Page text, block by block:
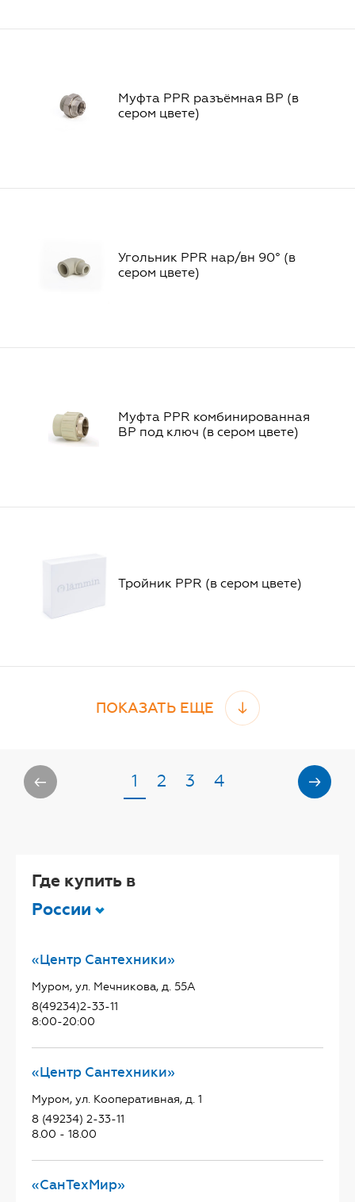
Муфта PPR разъёмная ВР (в
сером цвете)
Угольник PPR нар/вн 90° (в
сером цвете)
Муфта PPR комбинированная
ВР под ключ (в сером цвете)
Тройник PPR (в сером цвете)
ПОКАЗАТЬ ЕЩЕ
1 2 3 4
Где купить в
России
«Центр Сантехники»
Муром, ул. Мечникова, д. 55А
8(49234)2-33-11
8:00-20:00
«Центр Сантехники»
Муром, ул. Кооперативная, д. 1
8 (49234) 2-33-11
8.00 - 18.00
«СанТехМир»